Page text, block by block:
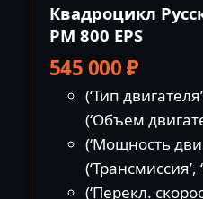
Квадроцикл
РМ 800 EPS
545 000₽
(‘Тип
(‘Объем
(‘Мощность
(‘Перекл.